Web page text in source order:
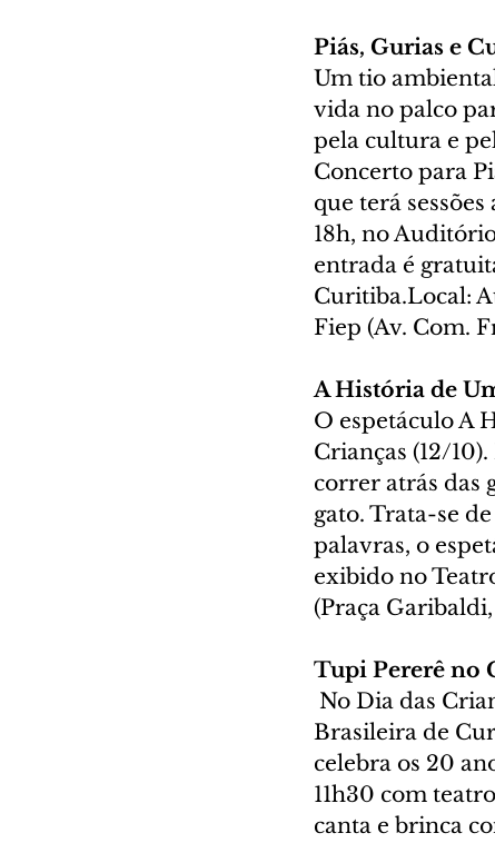
Piás, Gurias e
Um tio
vida no palco
pela cultura e
Concerto para
que terá
18h, no
entrada é
Curitiba.Local:
Fiep (Av. Com.
A História de
O espetáculo A
Crianças (12/
correr atrás das
gato. Trata-se
palavras, o
exibido no
(Praça
Tupi Pererê no
No Dia das
Brasileira de
celebra os 20
11h30 com
canta e brinca